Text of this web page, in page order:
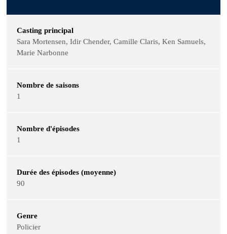
Casting principal
Sara Mortensen, Idir Chender, Camille Claris, Ken Samuels,
Marie Narbonne
Nombre de saisons
1
Nombre d'épisodes
1
Durée des épisodes (moyenne)
90
Genre
Policier